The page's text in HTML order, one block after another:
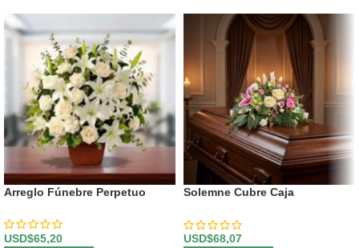
Arreglo Fúnebre Perpetuo
USD$65,20
Solemne Cubre Caja
Flores Blancas 🤍
USD$68,07